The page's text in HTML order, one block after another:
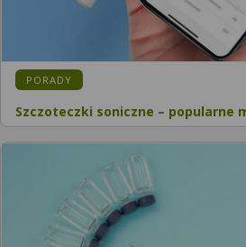
KATEGORIA:
PORADY
Szczoteczki soniczne – popularne